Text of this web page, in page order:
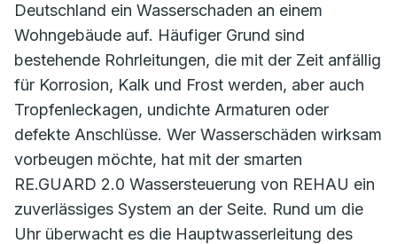
Deutschland ein Wasserschaden an einem
Wohngebäude auf. Häufiger Grund sind
bestehende Rohrleitungen, die mit der Zeit anfällig
für Korrosion, Kalk und Frost werden, aber auch
Tropfenleckagen, undichte Armaturen oder
defekte Anschlüsse. Wer Wasserschäden wirksam
vorbeugen möchte, hat mit der smarten
RE.GUARD 2.0 Wassersteuerung von REHAU ein
zuverlässiges System an der Seite. Rund um die
Uhr überwacht es die Hauptwasserleitung des